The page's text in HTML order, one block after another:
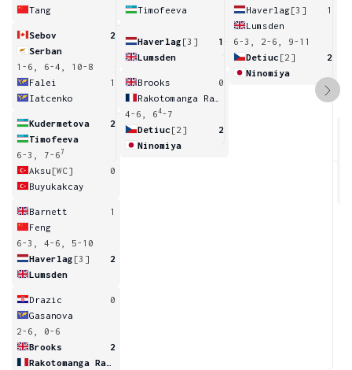
Tang
Sebov
2
Serban
1-6, 6-4, 10-8
Falei
1
Iatcenko
Kudermetova
2
Timofeeva
6-3, 7-67
Aksu [WC]
0
Buyukakcay
Barnett
1
Feng
6-3, 4-6, 5-10
Haverlag [3]
2
Lumsden
Drazic
0
Gasanova
2-6, 0-6
Brooks
2
Timofeeva
Haverlag [3]
1
Lumsden
Brooks
0
4-6, 64-7
Detiuc [2]
2
Ninomiya
Haverlag[3]
1
Lumsden
6-3, 2-6, 9-11
Detiuc [2]
2
Ninomiya